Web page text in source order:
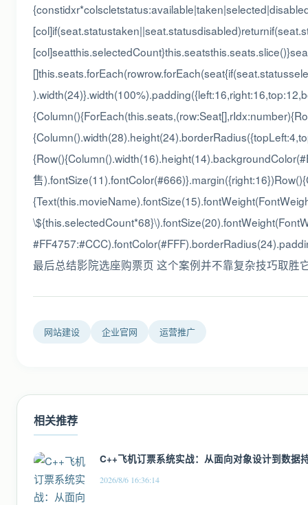
售
最后总结影院选座购票页 这个案例并不靠复杂技巧取
网站建设 企业官网 运营推广
相关推荐
C++飞机订票系统实战：从面向对象设计到数据
2026/8/6 16:36:14